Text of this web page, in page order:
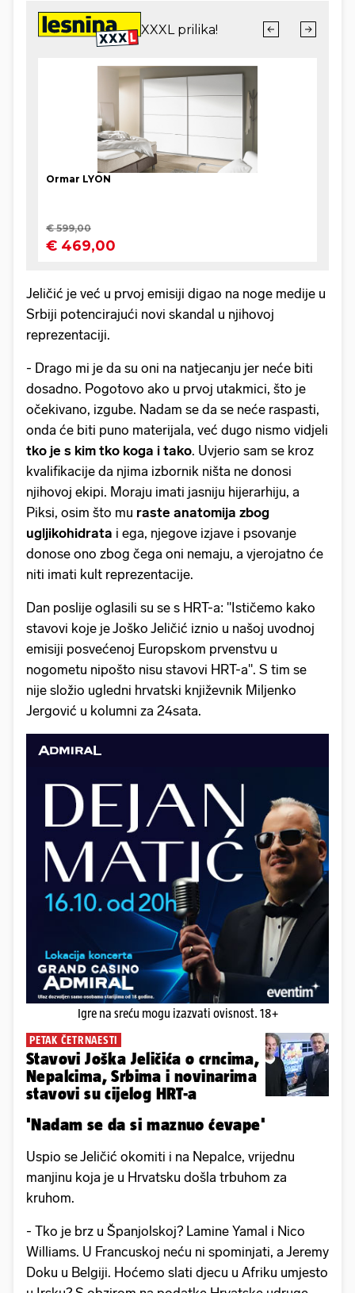
Jeličić je već u prvoj emisiji digao na noge medije u
Srbiji potencirajući novi skandal u njihovoj
reprezentaciji.
- Drago mi je da su oni na natjecanju jer neće biti
dosadno. Pogotovo ako u prvoj utakmici, što je
očekivano, izgube. Nadam se da se neće raspasti,
onda će biti puno materijala, već dugo nismo vidjeli
tko je s kim tko koga i tako. Uvjerio sam se kroz
kvalifikacije da njima izbornik ništa ne donosi
njihovoj ekipi. Moraju imati jasniju hijerarhiju, a
Piksi, osim što mu raste anatomija zbog
ugljikohidrata i ega, njegove izjave i psovanje
donose ono zbog čega oni nemaju, a vjerojatno će
niti imati kult reprezentacije.
Dan poslije oglasili su se s HRT-a: "Ističemo kako
stavovi koje je Joško Jeličić iznio u našoj uvodnoj
emisiji posvećenoj Europskom prvenstvu u
nogometu nipošto nisu stavovi HRT-a". S tim se
nije složio ugledni hrvatski književnik Miljenko
Jergović u kolumni za 24sata.
Igre na sreću mogu izazvati ovisnost. 18+
PETAK ČETRNAESTI
Stavovi Joška Jeličića o crncima,
Nepalcima, Srbima i novinarima
stavovi su cijelog HRT-a
'Nadam se da si maznuo ćevape'
Uspio se Jeličić okomiti i na Nepalce, vrijednu
manjinu koja je u Hrvatsku došla trbuhom za
kruhom.
- Tko je brz u Španjolskoj? Lamine Yamal i Nico
Williams. U Francuskoj neću ni spominjati, a Jeremy
Doku u Belgiji. Hoćemo slati djecu u Afriku umjesto